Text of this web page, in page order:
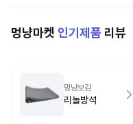
멍냥마켓 인기제품 리뷰
멍냥보감
리놀방석